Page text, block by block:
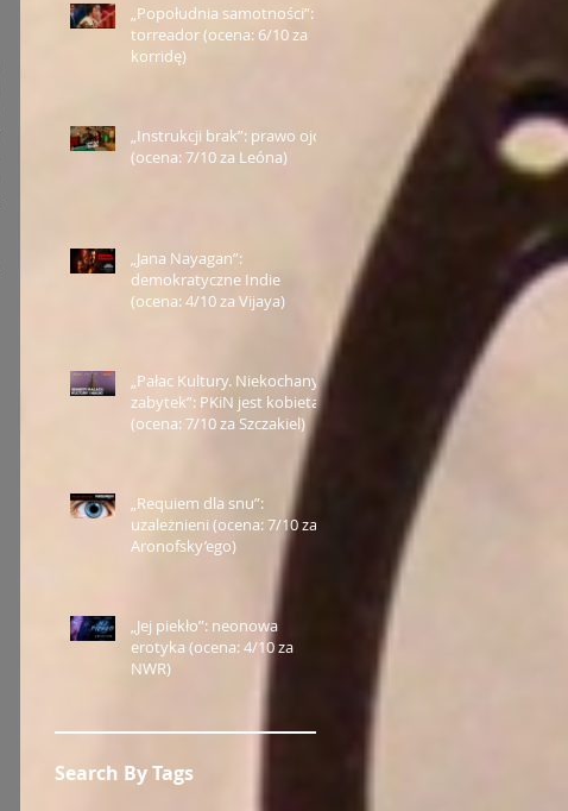
„Popołudnia samotności”:
torreador (ocena: 6/10 za
korridę)
„Instrukcji brak”: prawo ojca
(ocena: 7/10 za Leóna)
„Jana Nayagan”:
demokratyczne Indie
(ocena: 4/10 za Vijaya)
„Pałac Kultury. Niekochany
zabytek”: PKiN jest kobietą
(ocena: 7/10 za Szczakiel)
„Requiem dla snu”:
uzależnieni (ocena: 7/10 za
Aronofsky’ego)
„Jej piekło”: neonowa
erotyka (ocena: 4/10 za
NWR)
Search By Tags